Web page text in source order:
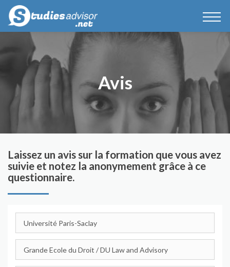
Avis
Laissez un avis sur la formation que vous avez
suivie et notez la anonymement grâce à ce
questionnaire.